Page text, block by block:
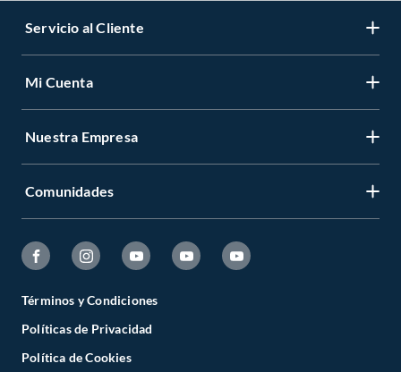
Servicio al Cliente
Mi Cuenta
Nuestra Empresa
Comunidades
Términos y Condiciones
Políticas de Privacidad
Política de Cookies